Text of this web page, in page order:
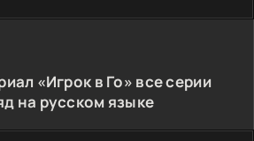
«Игрок в Го» все серии
на русском языке